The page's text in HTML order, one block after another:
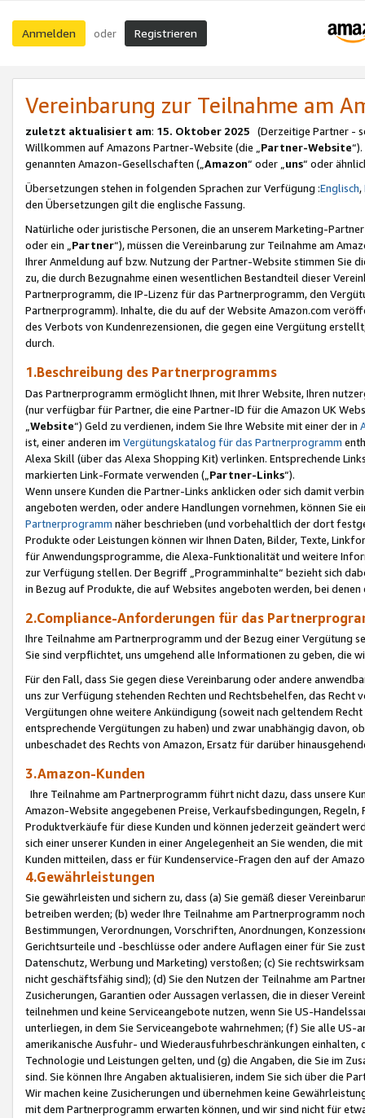
Anmelden oder Registrieren
Vereinbarung zur Teilnahme am
zuletzt aktualisiert am: 15. Oktober 2025 (Derzeitige Partner -
Willkommen auf Amazons Partner-Website (die „Partner-Website
genannten Amazon-Gesellschaften („Amazon“ oder „uns“ oder
Übersetzungen stehen in folgenden Sprachen zur Verfügung :Englisch,
den Übersetzungen gilt die englische Fassung.
Natürliche oder juristische Personen, die an unserem Marketing-
oder ein „Partner“), müssen die Vereinbarung zur Teilnahme am
Ihrer Anmeldung auf bzw. Nutzung der Partner-Website stimmen Sie
zu, die durch Bezugnahme einen wesentlichen Bestandteil dieser
Partnerprogramm, die IP-Lizenz für das Partnerprogramm, den
Partnerprogramm). Inhalte, die du auf der Website Amazon.com
des Verbots von Kundenrezensionen, die gegen eine Vergütung
durch.
1.Beschreibung des Partnerprogramms
Das Partnerprogramm ermöglicht Ihnen, mit Ihrer Website, Ihren
(nur verfügbar für Partner, die eine Partner-ID für die Amazon UK
Website“) Geld zu verdienen, indem Sie Ihre Website mit einer der in
ist, einer anderen im Vergütungskatalog für das Partnerprogramm
Alexa Skill (über das Alexa Shopping Kit) verlinken. Entsprechende
markierten Link-Formate verwenden („ Partner-Links“).
Wenn unsere Kunden die Partner-Links anklicken oder sich damit
angeboten werden, oder andere Handlungen vornehmen, können Sie
Partnerprogramm näher beschrieben (und vorbehaltlich der dort
Produkte oder Leistungen können wir Ihnen Daten, Bilder, Texte,
für Anwendungsprogramme, die Alexa-Funktionalität und weitere
zur Verfügung stellen. Der Begriff „Programminhalte“ bezieht sich
in Bezug auf Produkte, die auf Websites angeboten werden, bei
2.Compliance-Anforderungen für das
Ihre Teilnahme am Partnerprogramm und der Bezug einer Vergütung
Sie sind verpflichtet, uns umgehend alle Informationen zu geben, die
Für den Fall, dass Sie gegen diese Vereinbarung oder andere
uns zur Verfügung stehenden Rechten und Rechtsbehelfen, das
Vergütungen ohne weitere Ankündigung (soweit nach geltendem
entsprechende Vergütungen zu haben) und zwar unabhängig davon,
unbeschadet des Rechts von Amazon, Ersatz für darüber
3.Amazon-Kunden
Ihre Teilnahme am Partnerprogramm führt nicht dazu, dass unsere
Amazon-Website angegebenen Preise, Verkaufsbedingungen,
Produktverkäufe für diese Kunden und können jederzeit geändert
sich einer unserer Kunden in einer Angelegenheit an Sie wenden, die
Kunden mitteilen, dass er für Kundenservice-Fragen den auf der
4.Gewährleistungen
Sie gewährleisten und sichern zu, dass (a) Sie gemäß dieser
betreiben werden; (b) weder Ihre Teilnahme am Partnerprogramm
Bestimmungen, Verordnungen, Vorschriften, Anordnungen,
Gerichtsurteile und -beschlüsse oder andere Auflagen einer für Sie
Datenschutz, Werbung und Marketing) verstoßen; (c) Sie
nicht geschäftsfähig sind); (d) Sie den Nutzen der Teilnahme am
Zusicherungen, Garantien oder Aussagen verlassen, die in dieser
teilnehmen und keine Serviceangebote nutzen, wenn Sie US-
unterliegen, in dem Sie Serviceangebote wahrnehmen; (f) Sie alle
amerikanische Ausfuhr- und Wiederausfuhrbeschränkungen
Technologie und Leistungen gelten, und (g) die Angaben, die Sie im
sind. Sie können Ihre Angaben aktualisieren, indem Sie sich über die
Wir machen keine Zusicherungen und übernehmen keine
mit dem Partnerprogramm erwarten können, und wir sind nicht für